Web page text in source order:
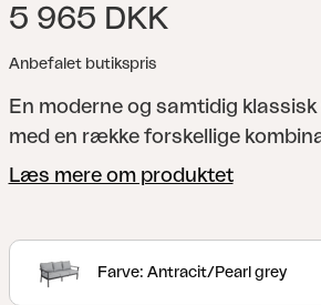
5 965 DKK
Anbefalet butikspris
En moderne og samtidig
med en række forskellige
De runde og bløde former giver
aluminium.
Læs mere om produktet
Farve: Antracit/Pearl grey